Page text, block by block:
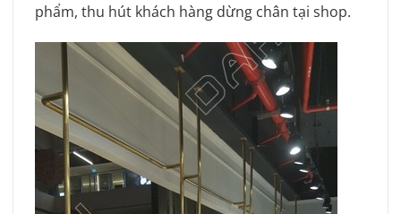
phẩm, thu hút khách hàng dừng chân tại shop.